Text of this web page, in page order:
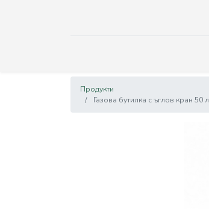
Продукти
Газова бутилка с ъглов кран 50